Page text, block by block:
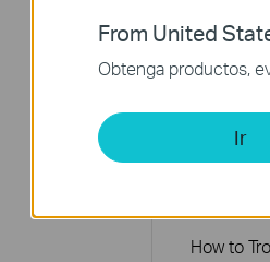
Smart/
How to
How to
From United
Obtenga productos,
Ir